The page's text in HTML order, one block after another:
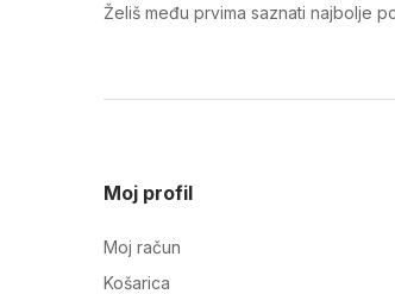
Želiš među prvima saznati najbolje
Moj profil
Moj račun
Košarica